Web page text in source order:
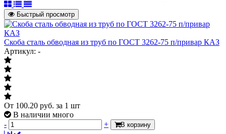
Быстрый просмотр
Скоба сталь обводная из труб по ГОСТ 3262-75 п/привар КАЗ
Артикул: -
От 100.20 руб. за 1 шт
В наличии много
-
+ В корзину